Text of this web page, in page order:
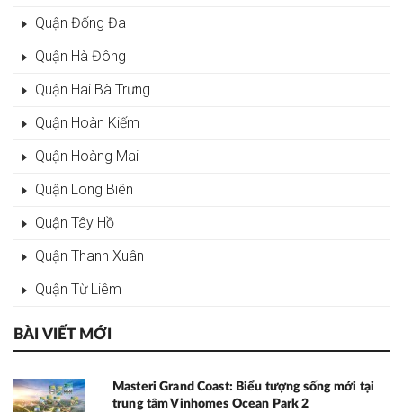
Quận Đống Đa
Quận Hà Đông
Quận Hai Bà Trưng
Quận Hoàn Kiếm
Quận Hoàng Mai
Quận Long Biên
Quận Tây Hồ
Quận Thanh Xuân
Quận Từ Liêm
BÀI VIẾT MỚI
Masteri Grand Coast: Biểu tượng sống mới tại
trung tâm Vinhomes Ocean Park 2